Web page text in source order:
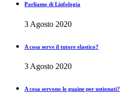
Parliamo di Linfologia
3 Agosto 2020
A cosa serve il tutore elastico?
3 Agosto 2020
A cosa servono le guaine per ustionati?